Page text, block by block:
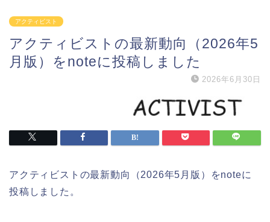
アクティビスト
アクティビストの最新動向（2026年5
月版）をnoteに投稿しました
2026年6月30日
アクティビストの最新動向（2026年5月版）をnoteに
投稿しました。